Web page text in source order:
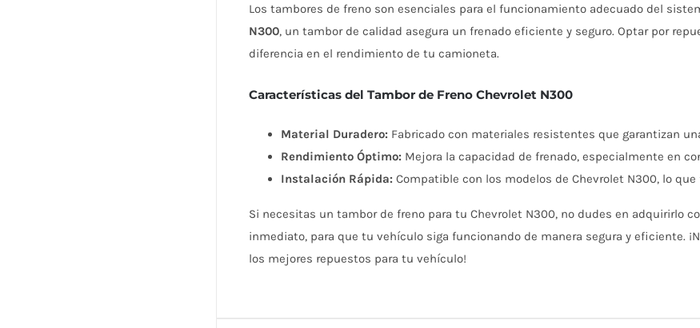
Los tambores de freno son esenciales para el funcionamiento adecuado del
N300, un tambor de calidad asegura un frenado eficiente y seguro. Optar por
diferencia en el rendimiento de tu camioneta.
Características del Tambor de Freno Chevrolet N300
Material Duradero: Fabricado con materiales resistentes que garantizan
Rendimiento Óptimo: Mejora la capacidad de frenado, especialmente en
Instalación Rápida: Compatible con los modelos de Chevrolet N300, lo
Si necesitas un tambor de freno para tu Chevrolet N300, no dudes en adquirirlo
inmediato, para que tu vehículo siga funcionando de manera segura y eficiente.
los mejores repuestos para tu vehículo!